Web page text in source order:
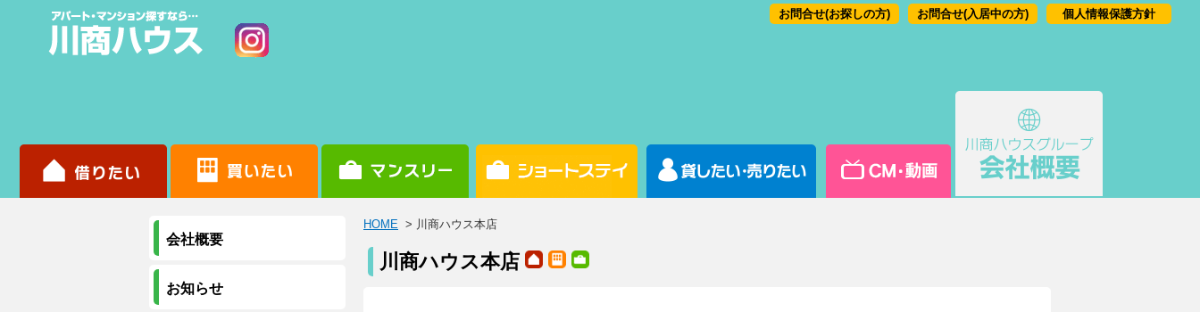
個人情報保護方針
お問合せ(入居中の方)
お問合せ(お探しの方)
HOME > 川商ハウス本店
川商ハウス本店
会社概要
お知らせ